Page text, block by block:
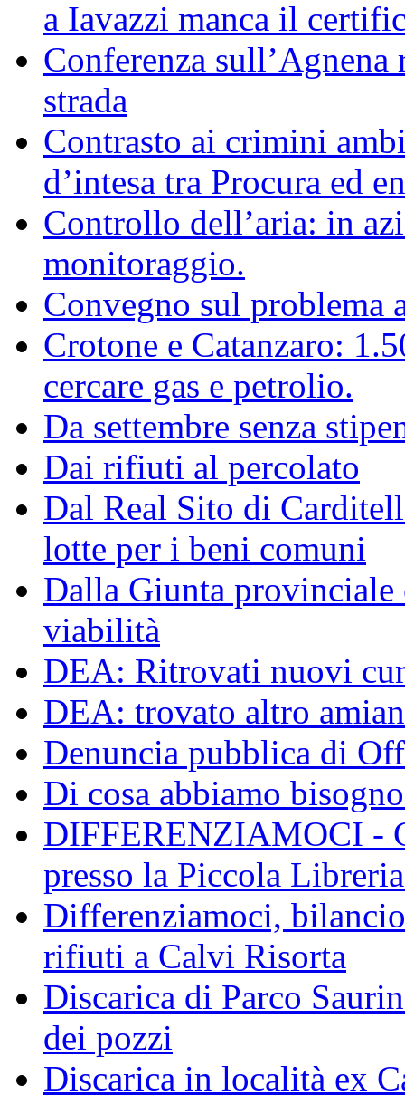
a Iavazzi manca il
Conferenza
strada
Contrasto ai crimini
d’intesa tra Procura ed
Controllo dell’aria: in
monitoraggio.
Convegno sul problema
Crotone e Catanzaro:
cercare gas e petrolio.
Da settembre senza
Dai rifiuti al percolato
Dal Real Sito di
lotte per i beni comuni
Dalla Giunta
viabilità
DEA: Ritrovati nuovi
DEA: trovato altro
Denuncia pubblica di
Di cosa abbiamo
DIFFERENZIAMOCI -
presso la Piccola
Differenziamoci,
rifiuti a Calvi Risorta
Discarica di Parco
dei pozzi
Discarica in località ex